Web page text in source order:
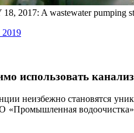
2017: A wastewater pumping
2019
использовать
неизбежно становятся
водоочистка»